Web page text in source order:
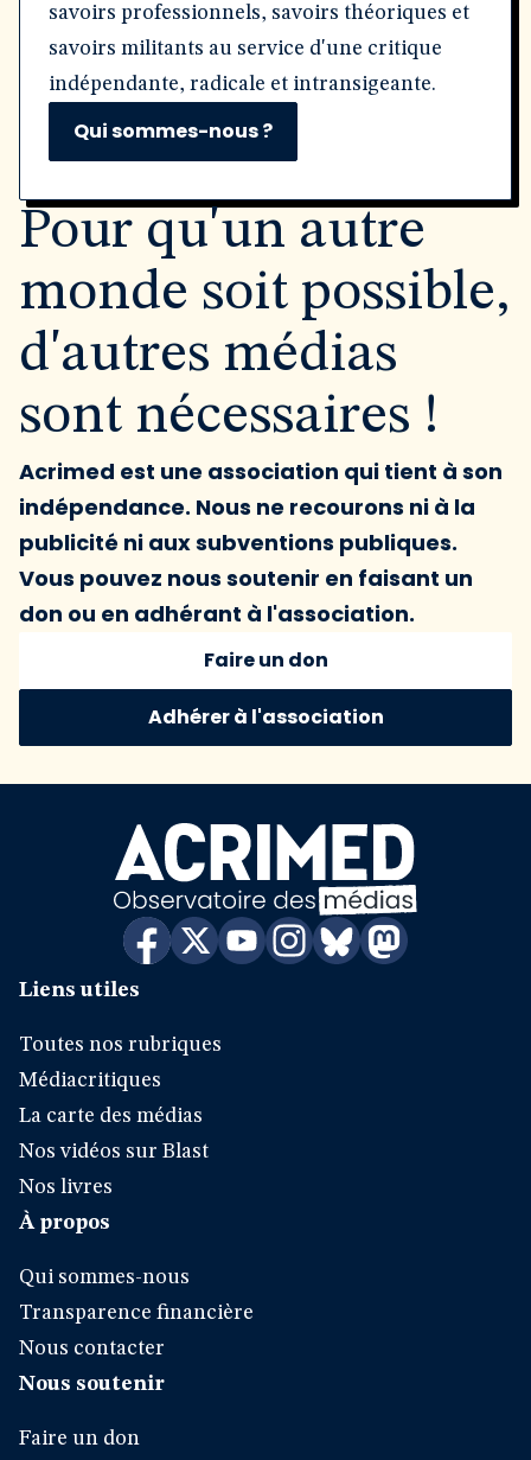
savoirs professionnels, savoirs théoriques et
savoirs militants au service d'une critique
indépendante, radicale et intransigeante.
Qui sommes-nous ?
Pour qu'un autre
monde soit possible,
d'autres médias
sont nécessaires !
Acrimed est une association qui tient à son
indépendance. Nous ne recourons ni à la
publicité ni aux subventions publiques.
Vous pouvez nous soutenir en faisant un
don ou en adhérant à l'association.
Faire un don
Adhérer à l'association
Liens utiles
Toutes nos rubriques
Médiacritiques
La carte des médias
Nos vidéos sur Blast
Nos livres
À propos
Qui sommes-nous
Transparence financière
Nous contacter
Nous soutenir
Faire un don